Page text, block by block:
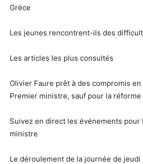
Grèce
Les jeunes rencontrent-ils des
Les articles les plus consultés
Olivier Faure prêt à des compromis
Premier ministre, sauf pour la
Suivez en direct les événements
ministre
Le déroulement de la journée de jeudi